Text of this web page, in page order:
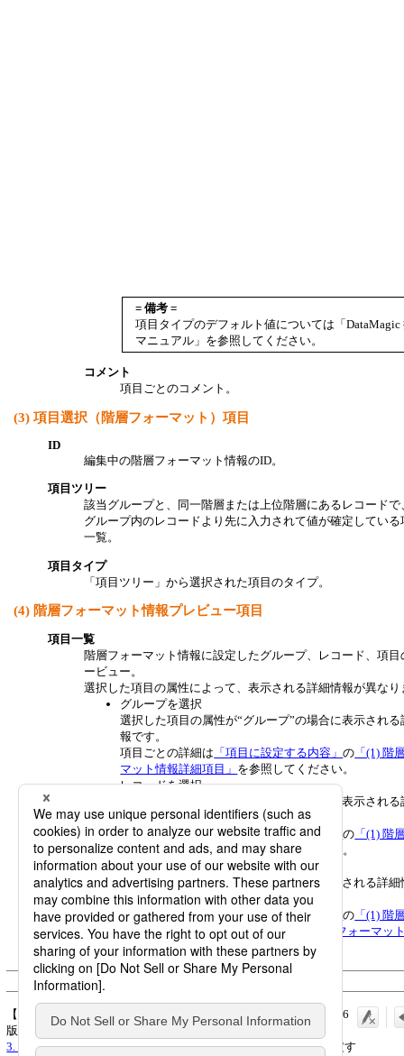
= 備考 =
項目タイプのデフォルト値については「DataMagic
マニュアル」を参照してください。
コメント
項目ごとのコメント。
(3)項目選択（階層フォーマット）項目
ID
編集中の階層フォーマット情報のID。
項目ツリー
該当グループと、同一階層または上位階層にあるレコードで
グループ内のレコードより先に入力されて値が確定している
一覧。
項目タイプ
「項目ツリー」から選択された項目のタイプ。
(4) 階層フォーマット情報プレビュー項目
項目一覧
階層フォーマット情報に設定したグループ、レコード、項目
ービュー。
選択した項目の属性によって、表示される詳細情報が異なり
グループを選択
選択した項目の属性が“グループ”の場合に表示される
報です。
項目ごとの詳細は 「項目に設定する内容」の 「(1) 階
マット情報詳細項目」 を参照してください。
レコードを選択
選択した項目の属性が“レコード”の場合に表示され
報です。
項目ごとの詳細は 「項目に設定する内容」の 「(1) 階
マット情報詳細項目」 を参照してください。
項目を選択
選択した項目の属性が“項目”の場合に表示される詳細
す。
項目ごとの詳細は 「項目に設定する内容」の 「(1) 階
マット情報詳細項目」をおよび「(2) 階層フォーマッ
目設定項目」を参照してください。
【公式】DataMagic リファレンスマニュアル_2026年3月1日_第16
版発行:
3. レイアウト情報>3.5 階層フォーマット情報>3.5.2 項目に設定す